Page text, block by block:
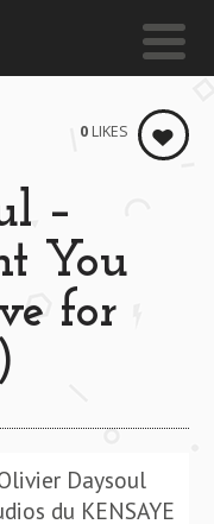
****
–
You
for
0 LIKES
Daysoul
du KENSAYE